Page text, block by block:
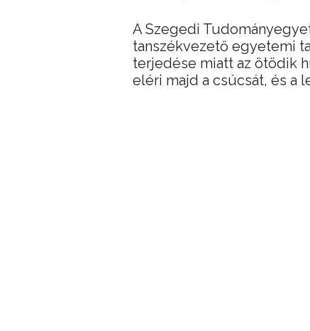
A Szegedi
tanszékvezető egyetemi
terjedése miatt az ötödik
eléri majd a csúcsát, és a